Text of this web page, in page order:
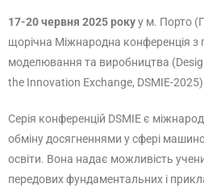
17-20 червня 2025 рокуу м. Порто
щорічна Міжнародна конференція з
моделювання та виробництва
the Innovation Exchange, DSMIE-2025).
Серія конференцій DSMIE є
обміну досягненнями у сфері
освіти. Вона надає можливість
передових фундаментальних і